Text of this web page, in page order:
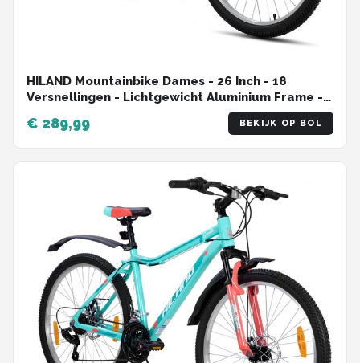
HILAND Mountainbike Dames - 26 Inch - 18
Versnellingen - Lichtgewicht Aluminium Frame -
Verende Voorvork - Dubbele Schijfremmen
€ 289,99 BEKIJK OP BOL